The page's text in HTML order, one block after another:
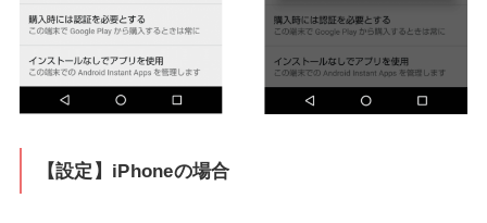
【設定】iPhoneの場合